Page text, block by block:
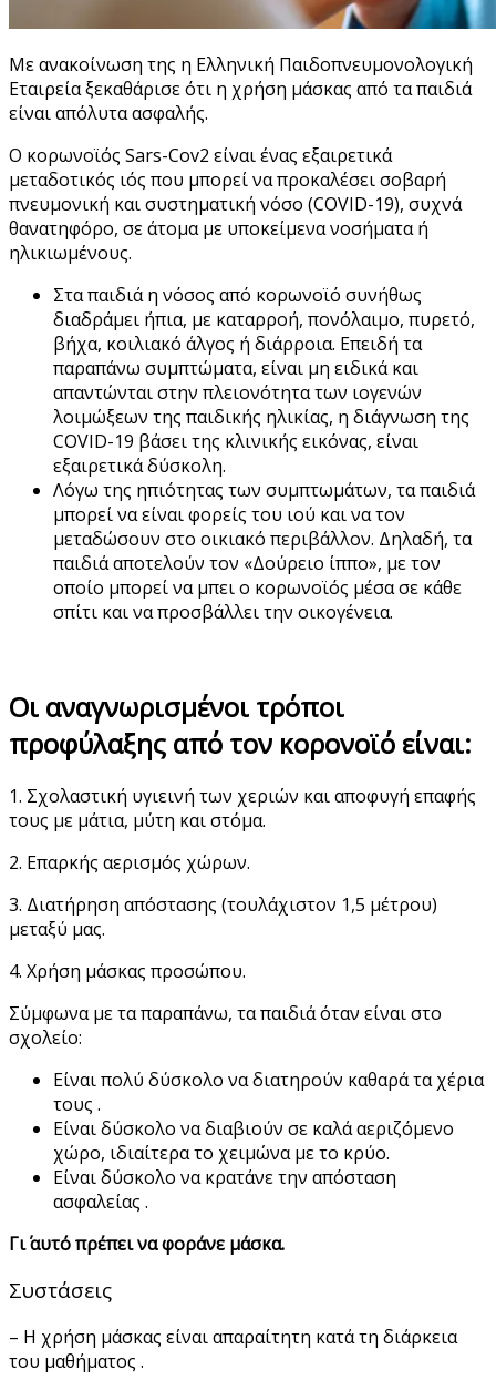
Με ανακοίνωση της η Ελληνική Παιδοπνευμονολογική
Εταιρεία ξεκαθάρισε ότι η χρήση μάσκας από τα παιδιά
είναι απόλυτα ασφαλής.
Ο κορωνοϊός Sars-Cov2 είναι ένας εξαιρετικά
μεταδοτικός ιός που μπορεί να προκαλέσει σοβαρή
πνευμονική και συστηματική νόσο (COVID-19), συχνά
θανατηφόρο, σε άτομα με υποκείμενα νοσήματα ή
ηλικιωμένους.
Στα παιδιά η νόσος από κορωνοϊό συνήθως
διαδράμει ήπια, με καταρροή, πονόλαιμο, πυρετό,
βήχα, κοιλιακό άλγος ή διάρροια. Επειδή τα
παραπάνω συμπτώματα, είναι μη ειδικά και
απαντώνται στην πλειονότητα των ιογενών
λοιμώξεων της παιδικής ηλικίας, η διάγνωση της
COVID-19 βάσει της κλινικής εικόνας, είναι
εξαιρετικά δύσκολη.
Λόγω της ηπιότητας των συμπτωμάτων, τα παιδιά
μπορεί να είναι φορείς του ιού και να τον
μεταδώσουν στο οικιακό περιβάλλον. Δηλαδή, τα
παιδιά αποτελούν τον «Δούρειο ίππο», με τον
οποίο μπορεί να μπει ο κορωνοϊός μέσα σε κάθε
σπίτι και να προσβάλλει την οικογένεια.
Οι αναγνωρισμένοι τρόποι
προφύλαξης από τον κορονοϊό είναι:
1. Σχολαστική υγιεινή των χεριών και αποφυγή επαφής
τους με μάτια, μύτη και στόμα.
2. Επαρκής αερισμός χώρων.
3. Διατήρηση απόστασης (τουλάχιστον 1,5 μέτρου)
μεταξύ μας.
4. Χρήση μάσκας προσώπου.
Σύμφωνα με τα παραπάνω, τα παιδιά όταν είναι στο
σχολείο:
Είναι πολύ δύσκολο να διατηρούν καθαρά τα χέρια
τους .
Είναι δύσκολο να διαβιούν σε καλά αεριζόμενο
χώρο, ιδιαίτερα το χειμώνα με το κρύο.
Είναι δύσκολο να κρατάνε την απόσταση
ασφαλείας .
Γι΄ αυτό πρέπει να φοράνε μάσκα.
Συστάσεις
– Η χρήση μάσκας είναι απαραίτητη κατά τη διάρκεια
του μαθήματος .